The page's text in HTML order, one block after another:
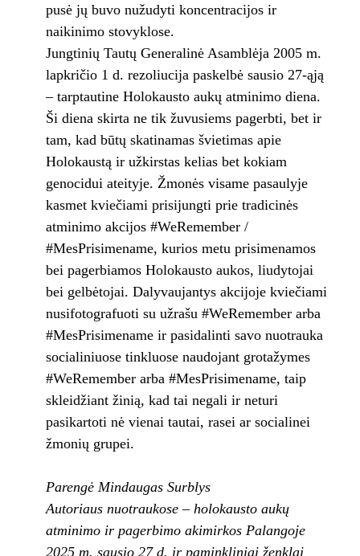
pusė jų buvo nužudyti koncentracijos ir
naikinimo stovyklose.
Jungtinių Tautų Generalinė Asamblėja 2005 m.
lapkričio 1 d. rezoliucija paskelbė sausio 27-ąją
– tarptautine Holokausto aukų atminimo diena.
Ši diena skirta ne tik žuvusiems pagerbti, bet ir
tam, kad būtų skatinamas švietimas apie
Holokaustą ir užkirstas kelias bet kokiam
genocidui ateityje. Žmonės visame pasaulyje
kasmet kviečiami prisijungti prie tradicinės
atminimo akcijos #WeRemember /
#MesPrisimename, kurios metu prisimenamos
bei pagerbiamos Holokausto aukos, liudytojai
bei gelbėtojai. Dalyvaujantys akcijoje kviečiami
nusifotografuoti su užrašu #WeRemember arba
#MesPrisimename ir pasidalinti savo nuotrauka
socialiniuose tinkluose naudojant grotažymes
#WeRemember arba #MesPrisimename, taip
skleidžiant žinią, kad tai negali ir neturi
pasikartoti nė vienai tautai, rasei ar socialinei
žmonių grupei.
Parengė Mindaugas Surblys
Autoriaus nuotraukose – holokausto aukų
atminimo ir pagerbimo akimirkos Palangoje
2025 m. sausio 27 d. ir paminkliniai ženklai